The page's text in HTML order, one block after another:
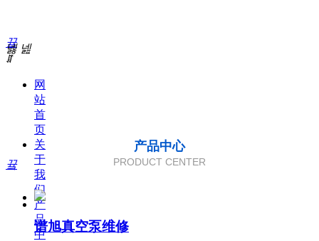
끀
ꁲ
网
站
首
页
关
于
我
们
产
品
中
넳 넲
产品中心
PRODUCT CENTER
끀
谱旭真空泵维修